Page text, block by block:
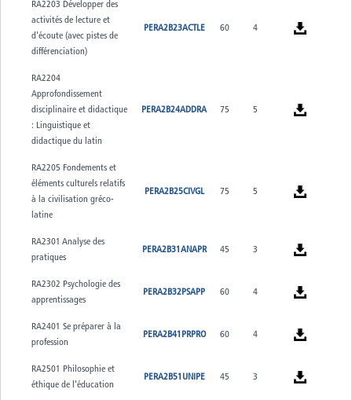
RA2203 Développer des
activités de lecture et
d'écoute (avec pistes de
différenciation)
PERA2B23ACTLE 60 4
RA2204
Approfondissement
disciplinaire et didactique
: Linguistique et
didactique du latin
PERA2B24ADDRA 75 5
RA2205 Fondements et
éléments culturels relatifs
à la civilisation gréco-
latine
PERA2B25CIVGL 75 5
RA2301 Analyse des
pratiques
PERA2B31ANAPR 45 3
RA2302 Psychologie des
apprentissages
PERA2B32PSAPP 60 4
RA2401 Se préparer à la
profession
PERA2B41PRPRO 60 4
RA2501 Philosophie et
éthique de l'éducation
PERA2B51UNIPE 45 3